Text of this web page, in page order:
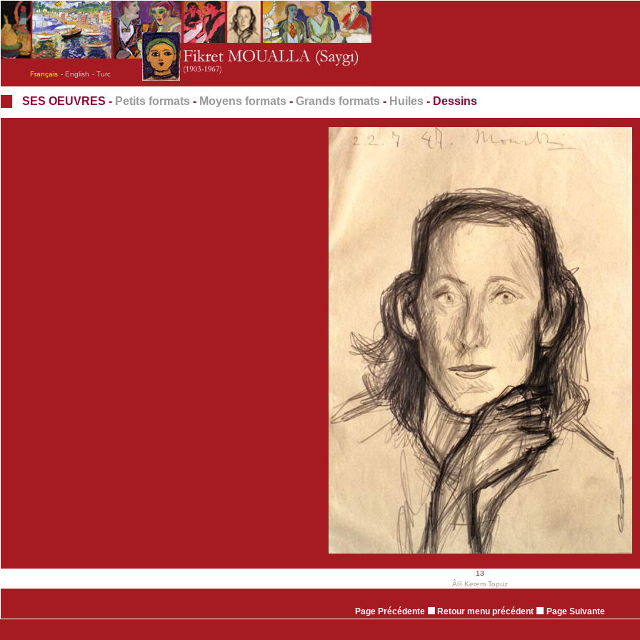
Français - English - Turc
SES OEUVRES - Petits formats - Moyens formats - Grands formats - Huiles - Dessins
13
Â© Kerem Topuz
Page Précédente Retour menu précédent Page Suivante